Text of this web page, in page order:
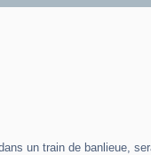
un train de banlieue,